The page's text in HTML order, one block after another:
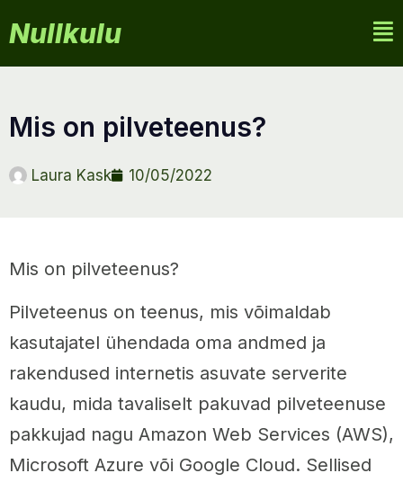
Nullkulu
mis on pilveteenus?
Laura Kask 10/05/2022
Mis on pilveteenus?
Pilveteenus on teenus, mis võimaldab
kasutajatel ühendada oma andmed ja
rakendused internetis asuvate serverite
kaudu, mida tavaliselt pakuvad pilveteenuse
pakkujad nagu Amazon Web Services (AWS),
Microsoft Azure või Google Cloud. Sellised